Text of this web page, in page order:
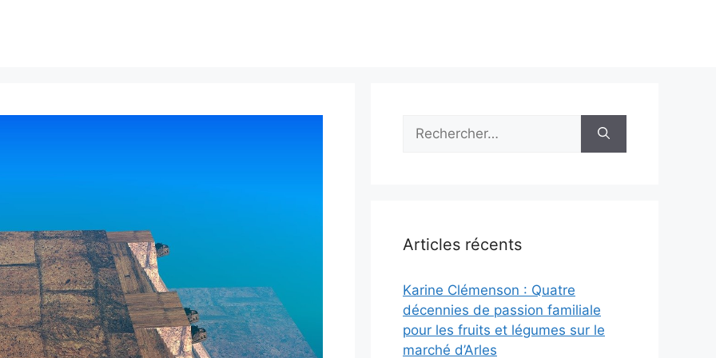
Rechercher :
Articles récents
Karine Clémenson : Quatre
décennies de passion familiale
pour les fruits et légumes sur le
marché d’Arles